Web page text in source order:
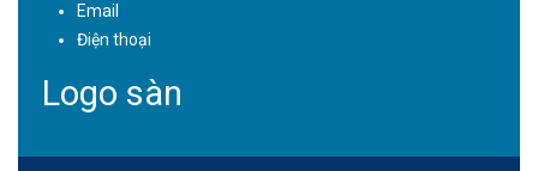
Email
Điện thoại
Logo sàn